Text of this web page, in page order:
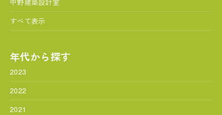
中野建築設計室
すべて表示
年代から探す
2023
2022
2021